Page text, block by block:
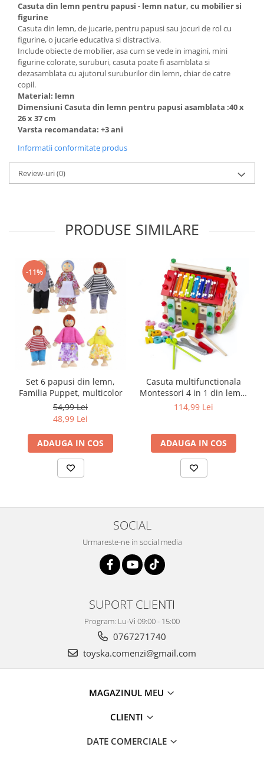
Casuta din lemn pentru papusi - lemn natur, cu mobilier si
figurine
Casuta din lemn, de jucarie, pentru papusi sau jocuri de rol cu
figurine, o jucarie educativa si distractiva.
Include obiecte de mobilier, asa cum se vede in imagini, mini
figurine colorate, suruburi, casuta poate fi asamblata si
dezasamblata cu ajutorul suruburilor din lemn, chiar de catre
copil.
Material: lemn
Dimensiuni Casuta din lemn pentru papusi asamblata :40 x
26 x 37 cm
Varsta recomandata: +3 ani
Informatii conformitate produs
Review-uri(0)
PRODUSE SIMILARE
-11%
Set 6 papusi din lemn,
Familia Puppet, multicolor
54,99 Lei
48,99 Lei
ADAUGA IN COS
Casuta multifunctionala
Montessori 4 in 1 din lemn,
23x16 cm
114,99 Lei
ADAUGA IN COS
SOCIAL
Urmareste-ne in social media
SUPORT CLIENTI
Program: Lu-Vi 09:00 - 15:00
0767271740
toyska.comenzi@gmail.com
MAGAZINUL MEU
CLIENTI
DATE COMERCIALE